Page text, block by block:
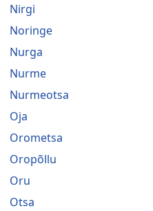
Nirgi
Noringe
Nurga
Nurme
Nurmeotsa
Oja
Orometsa
Oropõllu
Oru
Otsa